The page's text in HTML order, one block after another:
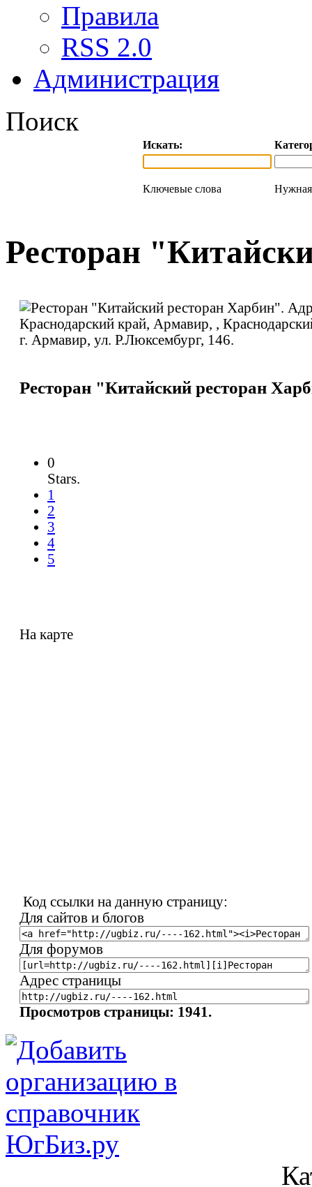
Правила
RSS 2.0
Администрация
Поиск
Искать:
Ключевые слова Нужная
Ресторан
Ресторан "Китайский ресторан
0
Stars.
1
2
3
4
5
На карте
Код ссылки на данную страницу:
Для сайтов и блогов
Для форумов
Адрес страницы
Просмотров страницы: 1941.